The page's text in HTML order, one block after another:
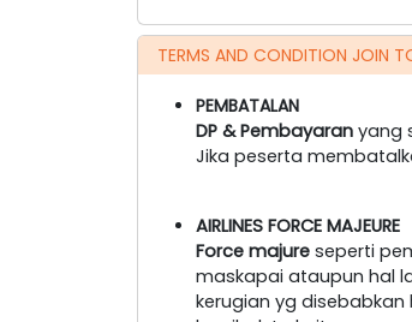
TERMS AND CONDITION JOIN
PEMBATALAN
DP & Pembayaran yang
Jika peserta
AIRLINES FORCE MAJEURE
Force majure seperti
maskapai ataupun hal
kerugian yg